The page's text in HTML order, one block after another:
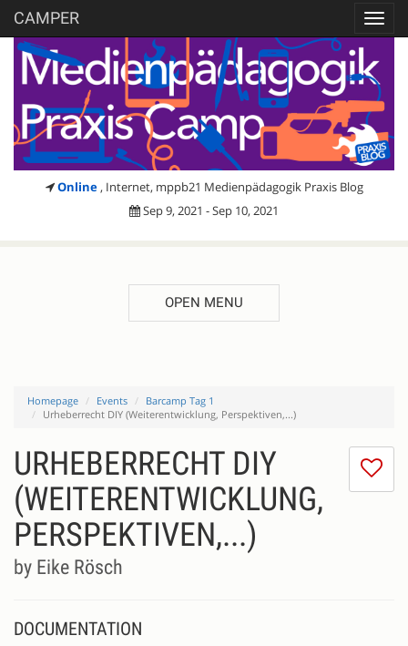
CAMPER
Online , Internet, mppb21 Medienpädagogik Praxis Blog
Sep 9, 2021 - Sep 10, 2021
OPEN MENU
Homepage Events
Barcamp Tag 1
Urheberrecht DIY (Weiterentwicklung, Perspektiven,...)
I
URHEBERRECHT DIY
(WEITERENTWICKLUNG,
PERSPEKTIVEN,...)
by Eike Rösch
DOCUMENTATION